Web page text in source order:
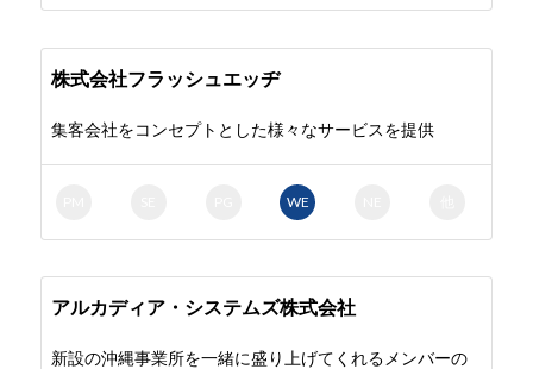
株式会社フラッシュエッヂ
集客会社をコンセプトとした様々なサービスを提供
WE
アルカディア・システムズ株式会社
新設の沖縄事業所を一緒に盛り上げてくれるメンバーの